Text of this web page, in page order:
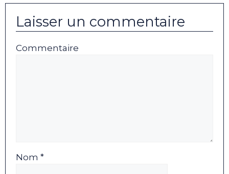
Laisser un commentaire
Commentaire
Nom *